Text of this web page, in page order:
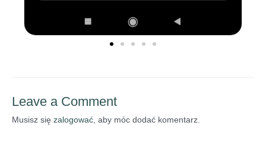
Leave a Comment
Musisz się zalogować , aby móc dodać komentarz.